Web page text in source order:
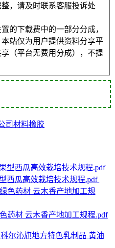
，请及时联系客服投诉处
的下载费中的一部分分成，
站仅为用户提供资料分享平
（平台无费用分成），不提
司材料橡胶
西瓜高效栽培技术规程.pdf
药材 云木香产地加工规程.pdf